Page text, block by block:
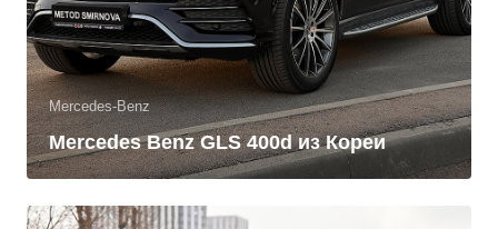
Mercedes-Benz
Mercedes Benz GLS 400d из Кореи